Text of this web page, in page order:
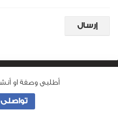
أطلبى وصفة او
من
جميع الحقوق محفوظة